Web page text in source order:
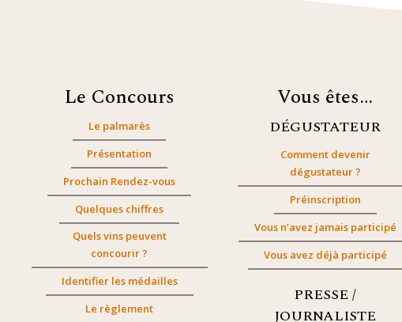
Le Concours
Le palmarès
Présentation
Prochain Rendez-vous
Quelques chiffres
Quels vins peuvent
concourir ?
Identifier les médailles
Le règlement
Vous êtes…
DÉGUSTATEUR
Comment devenir
dégustateur ?
Préinscription
Vous n’avez jamais participé
Vous avez déjà participé
PRESSE /
JOURNALISTE